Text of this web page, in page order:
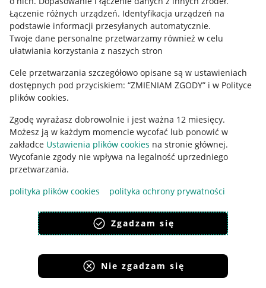
Łączenie różnych urządzeń. Identyfikacja urządzeń na
podstawie informacji przesyłanych automatycznie.
Twoje dane personalne przetwarzamy również w celu
ułatwiania korzystania z naszych stron
Cele przetwarzania szczegółowo opisane są w ustawieniach
dostępnych pod przyciskiem: “ZMIENIAM ZGODY” i w Polityce
plików cookies.
Zgodę wyrażasz dobrowolnie i jest ważna 12 miesięcy.
Możesz ją w każdym momencie wycofać lub ponowić w
zakładce Ustawienia plików cookies na stronie głównej.
Wycofanie zgody nie wpływa na legalność uprzedniego
przetwarzania.
polityka plików cookies
polityka ochrony prywatności
Zgadzam się
Nie zgadzam się
Regulamin
Polityka plików "cookies"
Ustawienia plików "cookies"
Udostępnianie lokalizacji
Informacje dla Aktu o Usługach Cyfrowych
Pobierz aplikację
Korzystanie z serwisu oznacza akceptacjęregulaminu